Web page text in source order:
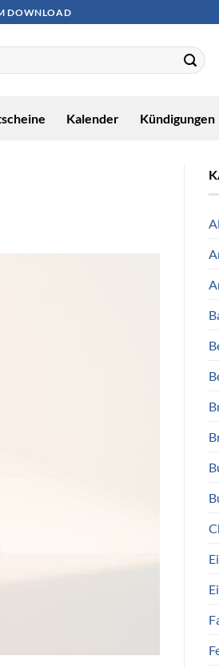
DOWNLOAD
Kalender Kündigungen